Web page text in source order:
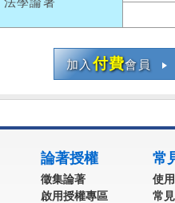
加入付費會員
論著授權
徵集論著
啟用授權專區
常
使
常